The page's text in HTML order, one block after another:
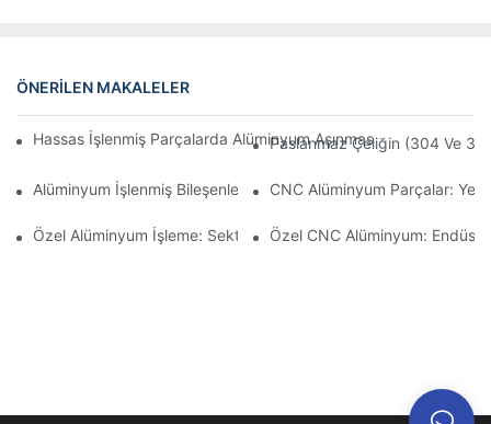
ÖNERILEN MAKALELER
Hassas İşlenmiş Parçalarda Alüminyum Aşınmasını Önleme:
Paslanmaz Çeliğin (304 Ve
Alüminyum İşlenmiş Bileşenler: Niş Pazarlar İçin Özelleştirme
CNC Alüminyum Parçalar:
Özel Alüminyum İşleme: Sektördeki En Son Yenilikleri Keşfedin
Özel CNC Alüminyum: